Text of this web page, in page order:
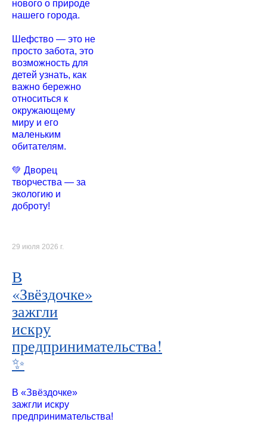
нового о природе
нашего города.
Шефство — это не
просто забота, это
возможность для
детей узнать, как
важно бережно
относиться к
окружающему
миру и его
маленьким
обитателям.
💚 Дворец
творчества — за
экологию и
доброту!
29 июля 2026 г.
В
«Звёздочке»
зажгли
искру
предпринимательства!
✨
В «Звёздочке»
зажгли искру
предпринимательства!